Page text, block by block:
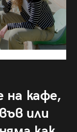
на кафе,
или